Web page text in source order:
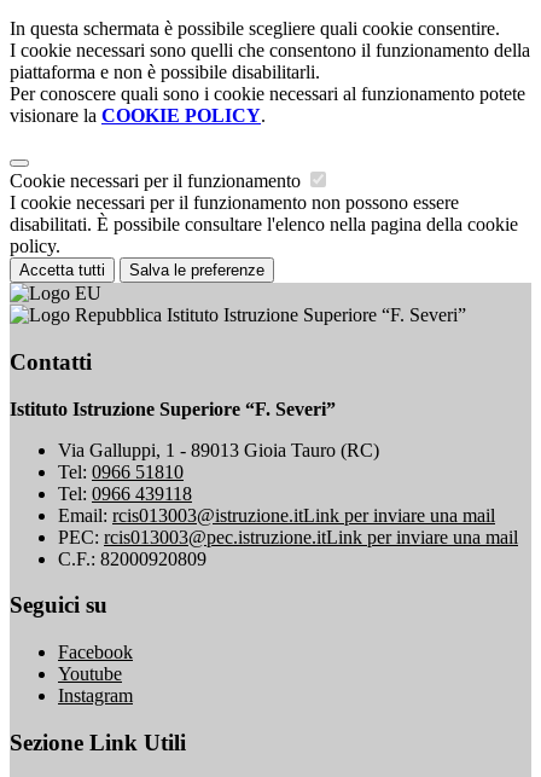
In questa schermata è possibile scegliere quali cookie consentire.
I cookie necessari sono quelli che consentono il funzionamento della
piattaforma e non è possibile disabilitarli.
Per conoscere quali sono i cookie necessari al funzionamento potete
visionare la COOKIE POLICY.
Cookie necessari per il funzionamento
I cookie necessari per il funzionamento non possono essere
disabilitati. È possibile consultare l'elenco nella pagina della cookie
policy.
Accetta tutti Salva le preferenze
Istituto Istruzione Superiore “F. Severi”
Contatti
Istituto Istruzione Superiore “F. Severi”
Via Galluppi, 1 - 89013 Gioia Tauro (RC)
Tel: 0966 51810
Tel: 0966 439118
Email: rcis013003@istruzione.itLink per inviare una mail
PEC: rcis013003@pec.istruzione.itLink per inviare una mail
C.F.: 82000920809
Seguici su
Facebook
Youtube
Instagram
Sezione Link Utili